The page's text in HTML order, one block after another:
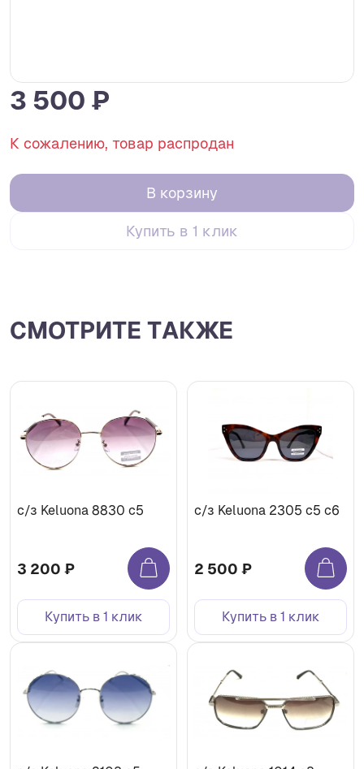
3 500 ₽
К сожалению, товар распродан
В корзину
Купить в 1 клик
СМОТРИТЕ ТАКЖЕ
с/з Keluona 8830 c5
3 200 ₽
Купить в 1 клик
с/з Keluona 2305 c5 с6
2 500 ₽
Купить в 1 клик